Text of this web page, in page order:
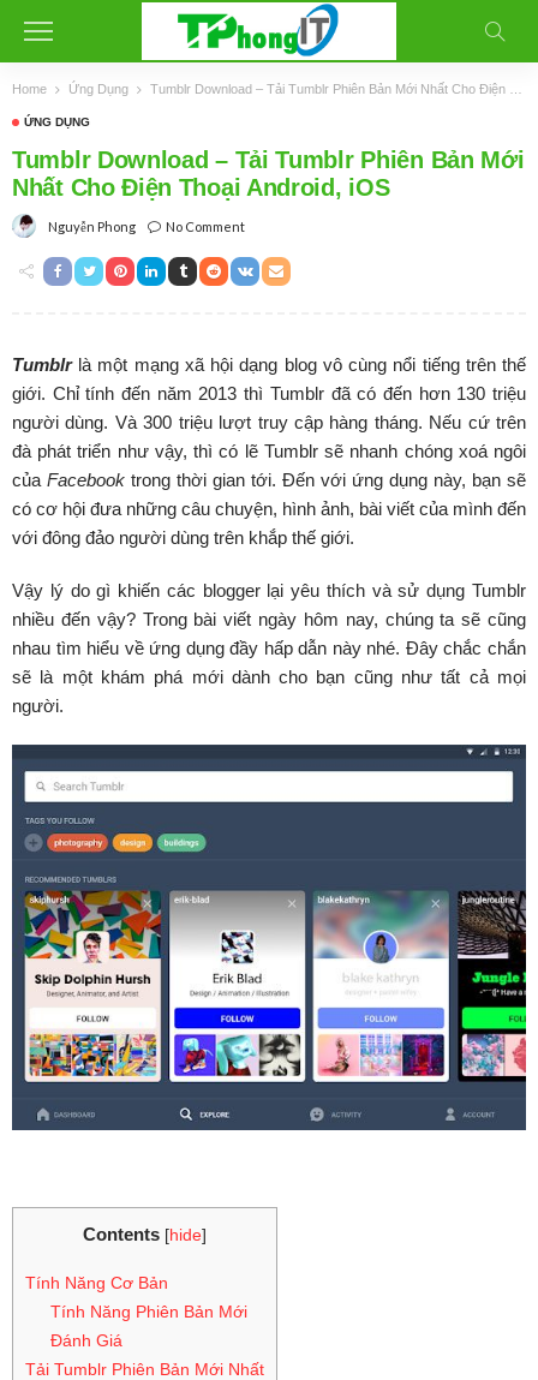
Home Ứng Dụng Tumblr Download – Tải Tumblr Phiên Bản Mới Nhất Cho Điện Thoại Android, iOS
ỨNG DỤNG
Tumblr Download – Tải Tumblr Phiên Bản Mới
Nhất Cho Điện Thoại Android, iOS
Nguyễn Phong No Comment
Tumblrlà một mạng xã hội dạng blog vô cùng nổi tiếng trên thế
giới. Chỉ tính đến năm 2013 thì Tumblr đã có đến hơn 130 triệu
người dùng. Và 300 triệu lượt truy cập hàng tháng. Nếu cứ trên
đà phát triển như vậy, thì có lẽ Tumblr sẽ nhanh chóng xoá ngôi
của Facebook trong thời gian tới. Đến với ứng dụng này, bạn sẽ
có cơ hội đưa những câu chuyện, hình ảnh, bài viết của mình đến
với đông đảo người dùng trên khắp thế giới.
Vậy lý do gì khiến các blogger lại yêu thích và sử dụng Tumblr
nhiều đến vậy? Trong bài viết ngày hôm nay, chúng ta sẽ cũng
nhau tìm hiểu về ứng dụng đầy hấp dẫn này nhé. Đây chắc chắn
sẽ là một khám phá mới dành cho bạn cũng như tất cả mọi
người.
Contents [hide]
Tính Năng Cơ Bản
Tính Năng Phiên Bản Mới
Đánh Giá
Tải Tumblr Phiên Bản Mới Nhất